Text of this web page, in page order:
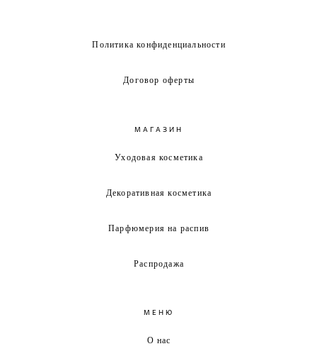
Политика конфиденциальности
Договор оферты
МАГАЗИН
Уходовая косметика
Декоративная косметика
Парфюмерия на распив
Распродажа
МЕНЮ
О нас